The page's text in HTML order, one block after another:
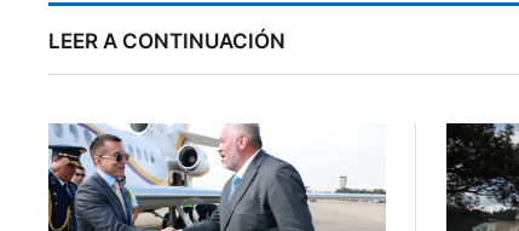
Cuenca desde Vinces
LEER A CONTINUACIÓN